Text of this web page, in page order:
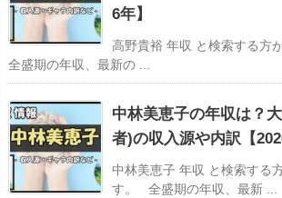
6年】
高野貴裕 年収 と検索する方
全盛期の年収、最新の ...
中林美恵子の年収は？
者)の収入源や内訳【
中林美恵子 年収 と検索する
す。 全盛期の年収、最新 ...